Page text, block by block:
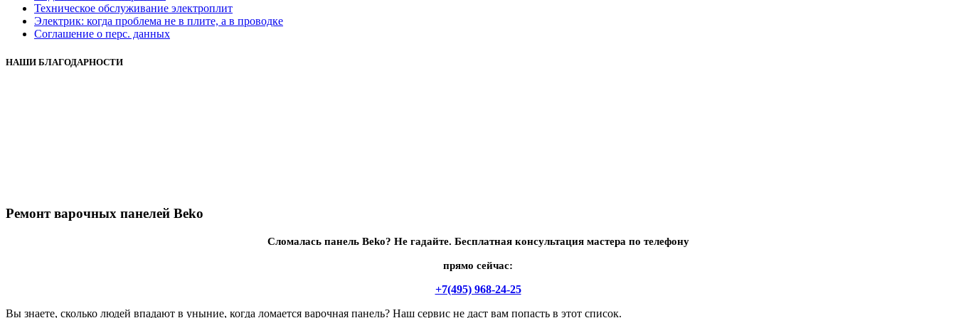
Техническое обслуживание электроплит
Электрик: когда проблема не в плите, а в проводке
Соглашение о перс. данных
НАШИ БЛАГОДАРНОСТИ
Ремонт варочных панелей Beko
Сломалась панель Beko? Не гадайте. Бесплатная консультация мастера по телефону
прямо сейчас:
+7(495) 968-24-25
Вы знаете, сколько людей впадают в уныние, когда ломается варочная панель? Наш сервис не даст вам попасть в этот список.